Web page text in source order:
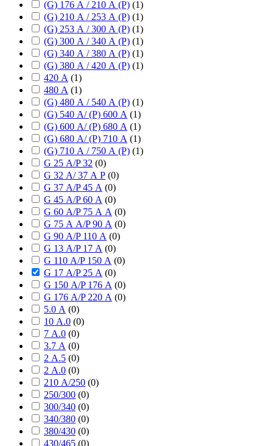
(G) 176 А / 210 А (P) (1)
(G) 210 А / 253 А (P) (1)
(G) 253 А / 300 А (P) (1)
(G) 300 А / 340 А (P) (1)
(G) 340 А / 380 А (P) (1)
(G) 380 А / 420 А (P) (1)
420 А (1)
480 А (1)
(G) 480 А / 540 А (P) (1)
(G) 540 А/ (P) 600 А (1)
(G) 600 А/ (P) 680 А (1)
(G) 680 А/ (P) 710 А (1)
(G) 710 А / 750 А (P) (1)
G 25 А/P 32 (0)
G 32 А/ 37 А P (0)
G 37 А/P 45 А (0)
G 45 А/P 60 А (0)
G 60 А/P 75 А А (0)
G 75 А А/P 90 А (0)
G 90 А/P 110 А (0)
G 13 А/P 17 А (0)
G 110 А/P 150 А (0)
G 17 А/P 25 А (0)
G 150 А/P 176 А (0)
G 176 А/P 220 А (0)
5.0 А (0)
10 А.0 (0)
7 А.0 (0)
3.7 А (0)
2 А.5 (0)
2 А.0 (0)
210 А/250 (0)
250/300 (0)
300/340 (0)
340/380 (0)
380/430 (0)
430/465 (0)